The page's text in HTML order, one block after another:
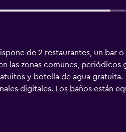
de 2 restaurantes, un bar
las zonas comunes,
y botella de agua
digitales. Los baños están
ofrece acceso a Internet
con llamadas locales